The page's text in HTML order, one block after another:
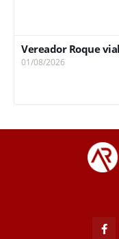
Vereador Roque
01/08/2026